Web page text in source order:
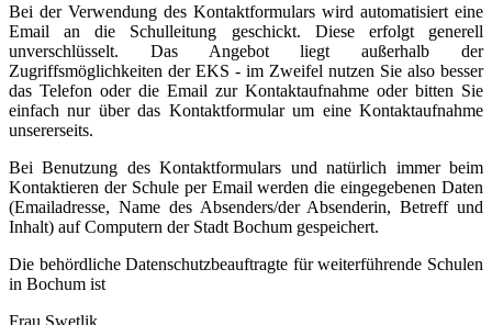
Bei der Verwendung des Kontaktformulars wird automatisiert eine
Email an die Schulleitung geschickt. Diese erfolgt generell
unverschlüsselt. Das Angebot liegt außerhalb der
Zugriffsmöglichkeiten der EKS - im Zweifel nutzen Sie also besser
das Telefon oder die Email zur Kontaktaufnahme oder bitten Sie
einfach nur über das Kontaktformular um eine Kontaktaufnahme
unsererseits.
Bei Benutzung des Kontaktformulars und natürlich immer beim
Kontaktieren der Schule per Email werden die eingegebenen Daten
(Emailadresse, Name des Absenders/der Absenderin, Betreff und
Inhalt) auf Computern der Stadt Bochum gespeichert.
Die behördliche Datenschutzbeauftragte für weiterführende Schulen
in Bochum ist
Frau Swetlik